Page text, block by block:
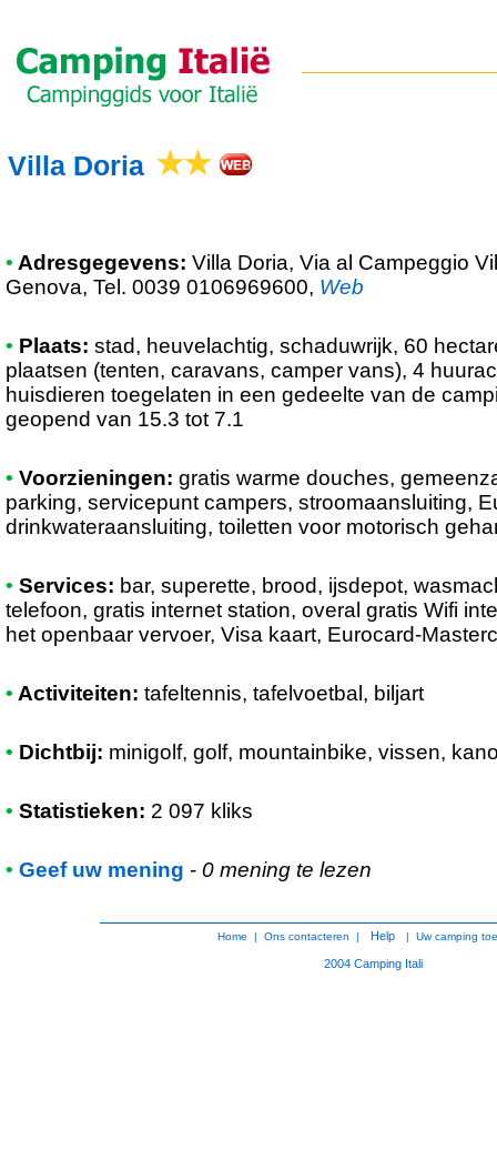
Villa Doria
• Adresgegevens: Villa Doria, Via al Campeggio
Genova, Tel. 0039 0106969600, Web
• Plaats: stad, heuvelachtig, schaduwrijk, 60
plaatsen (tenten, caravans, camper vans), 4
huisdieren toegelaten in een gedeelte van de
geopend van 15.3 tot 7.1
• Voorzieningen: gratis warme douches,
parking, servicepunt campers, stroomaansluiting,
drinkwateraansluiting, toiletten voor motorisch
• Services: bar, superette, brood, ijsdepot,
telefoon, gratis internet station, overal gratis Wifi
het openbaar vervoer, Visa kaart, Eurocard-
• Activiteiten: tafeltennis, tafelvoetbal, biljart
• Dichtbij: minigolf, golf, mountainbike, vissen,
• Statistieken: 2 097 kliks
• Geef uw mening - 0 mening te lezen
Home | Ons contacteren | Help | Uw camping
2004 Camping Itali